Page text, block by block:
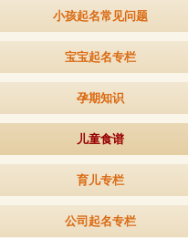
小孩起名常见问题
宝宝起名专栏
孕期知识
儿童食谱
育儿专栏
公司起名专栏